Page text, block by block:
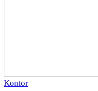
Kontor